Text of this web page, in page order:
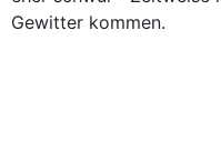
Gewitter kommen.